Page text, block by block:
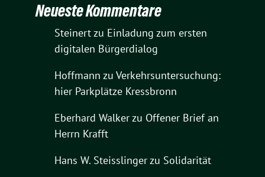
Neueste Kommentare
Steinertzu Einladung zum ersten
digitalen Bürgerdialog
Hoffmann zu Verkehrsuntersuchung:
hier Parkplätze Kressbronn
Eberhard Walkerzu Offener Brief an
Herrn Krafft
Hans W. Steisslingerzu Solidarität